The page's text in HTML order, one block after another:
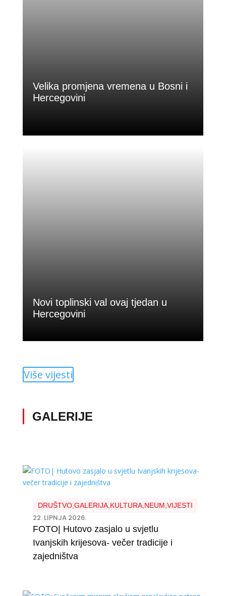
Velika promjena vremena u Bosni i
Hercegovini
U Bosni i Hercegovini danas se
Novi toplinski val ovaj tjedan u
Hercegovini
UHercegovini će u ponedjeljak prevladavati
Više vijesti
GALERIJE
DRUŠTVO,GALERIJA,KULTURA,NEUM,VIJESTI
22. LIPNJA 2026.
FOTO| Hutovo zasjalo u svjetlu
Ivanjskih krijesova- večer tradicije i
zajedništva